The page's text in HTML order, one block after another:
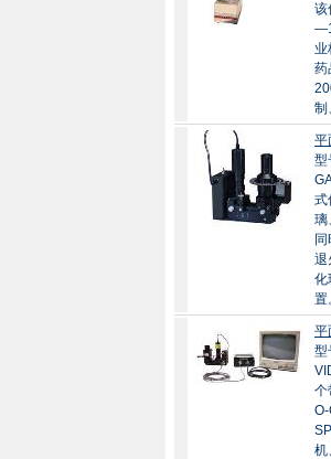
该
业
药
制
平
型
式
璃
退
化
置
平
型
个
机